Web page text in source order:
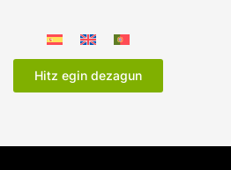
Hitz egin dezagun